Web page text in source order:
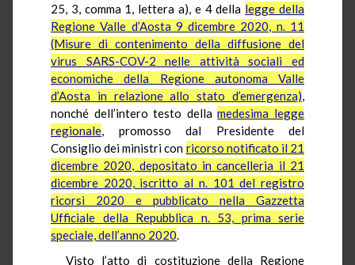
25, 3, comma 1, lettera a), e 4 della legge della
Regione Valle d’Aosta 9 dicembre 2020, n. 11
(Misure di contenimento della diffusione del
virus SARS-COV-2 nelle attività sociali ed
economiche della Regione autonoma Valle
d’Aosta in relazione allo stato d’emergenza),
nonché dell’intero testo dellamedesima legge
regionale, promosso dal Presidente del
Consiglio dei ministri con ricorso notificato il 21
dicembre 2020, depositato in cancelleria il 21
dicembre 2020, iscritto al n. 101 del registro
ricorsi 2020 e pubblicato nella Gazzetta
Ufficiale della Repubblica n. 53, prima serie
speciale, dell’anno 2020.
Visto l’atto di costituzione della Regione